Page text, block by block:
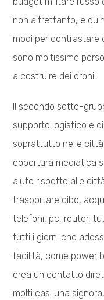
non altrettanto, e
modi per contrastare
sono moltissime
a costruire dei droni.
Il secondo sotto-
supporto logistico e
soprattutto nelle città
copertura mediatica
aiuto rispetto alle
trasportare cibo,
telefoni, pc, router,
tutti i giorni che
facilità, come power
crea un contatto
molti casi una